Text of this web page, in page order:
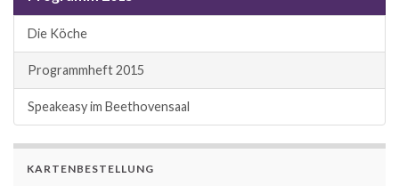
Die Köche
Programmheft 2015
Speakeasy im Beethovensaal
KARTENBESTELLUNG